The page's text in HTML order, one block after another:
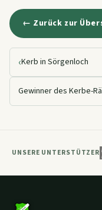
← Zurück zur
‹Kerb in Sörgenloch
Gewinner des Kerbe-
UNSERE UNTERSTÜTZER